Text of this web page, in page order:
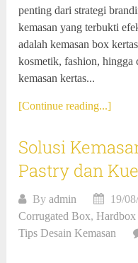
penting dari strategi
kemasan yang terbukti
adalah kemasan box
kosmetik, fashion, hingga
kemasan kertas...
[Continue reading...]
Solusi
Pastry dan
Byadmin 19/
Corrugated Box,
Tips Desain Kemasan